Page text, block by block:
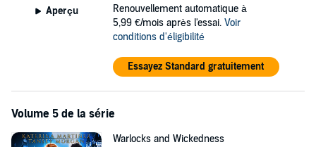
Aperçu
Renouvellement automatique à
5,99 €/mois après l'essai. Voir
conditions d'éligibilité
Essayez Standard gratuitement
Volume 5 de la série
Warlocks and Wickedness